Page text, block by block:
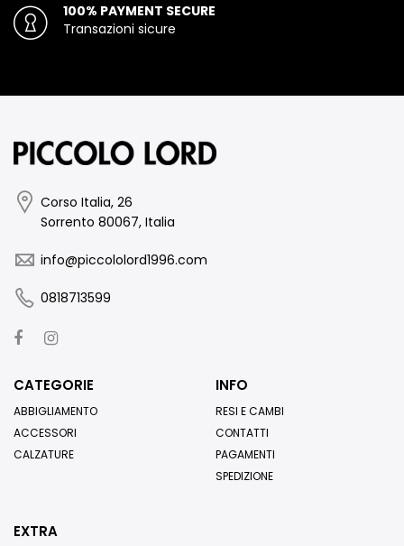
100% PAYMENT SECURE
Transazioni sicure
Corso Italia, 26
Sorrento 80067, Italia
info@piccololord1996.com
0818713599
CATEGORIE
ABBIGLIAMENTO
ACCESSORI
CALZATURE
INFO
RESI E CAMBI
CONTATTI
PAGAMENTI
SPEDIZIONE
EXTRA